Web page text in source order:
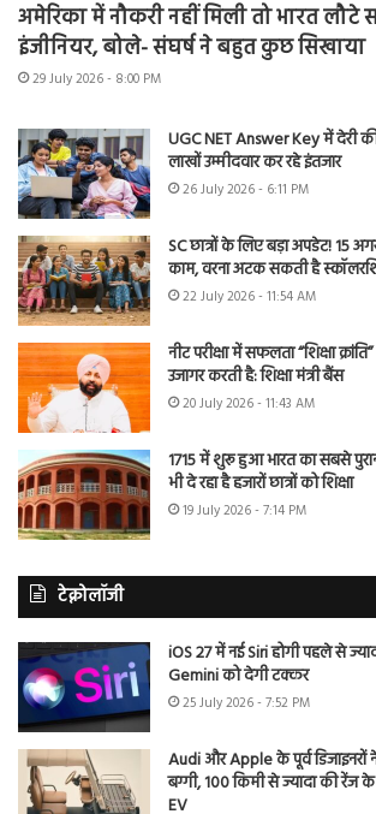
अमेरिका में नौकरी नहीं मिली तो भारत लौटे
इंजीनियर, बोले- संघर्ष ने बहुत कुछ सिखाया
29 July 2026 - 8:00 PM
UGC NET Answer Key में देरी
लाखों उम्मीदवार कर रहे इंतजार
26 July 2026 - 6:11 PM
SC छात्रों के लिए बड़ा अपडेट! 15
काम, वरना अटक सकती है
22 July 2026 - 11:54 AM
नीट परीक्षा में सफलता “शिक्षा
उजागर करती है: शिक्षा मंत्री बैंस
20 July 2026 - 11:43 AM
1715 में शुरू हुआ भारत का सबसे
भी दे रहा है हजारों छात्रों को शिक्षा
19 July 2026 - 7:14 PM
टेक्नोलॉजी
iOS 27 में नई Siri होगी पहले से
Gemini को देगी टक्कर
25 July 2026 - 7:52 PM
Audi और Apple के पूर्व डिजाइनरों
बग्गी, 100 किमी से ज्यादा की
EV